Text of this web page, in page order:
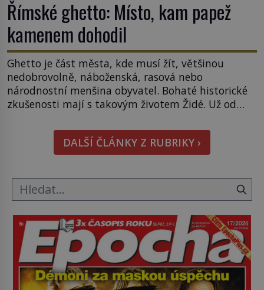
Římské ghetto: Místo, kam papež
kamenem dohodil
Ghetto je část města, kde musí žít, většinou
nedobrovolně, náboženská, rasová nebo
národnostní menšina obyvatel. Bohaté historické
zkušenosti mají s takovým životem Židé. Už od
nějakém žít. Mezi ty nejslavnější patří i římské
ghetto založené v roce 1555. Pokud jde o vztah
k Židům, nemá se Řím čím chlubit. […]
DALŠÍ ČLÁNKY Z RUBRIKY ›